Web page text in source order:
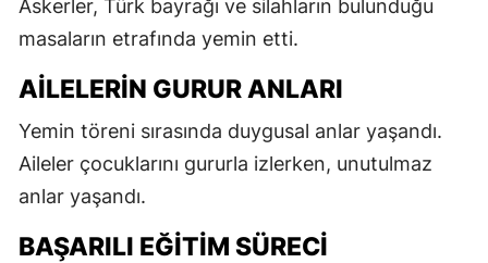
Askerler, Türk bayrağı ve silahların bulunduğu
masaların etrafında yemin etti.
AILELERIN GURUR ANLARI
Yemin töreni sırasında duygusal anlar yaşandı.
Aileler çocuklarını gururla izlerken, unutulmaz
anlar yaşandı.
BAŞARILI EĞITIM SÜRECI